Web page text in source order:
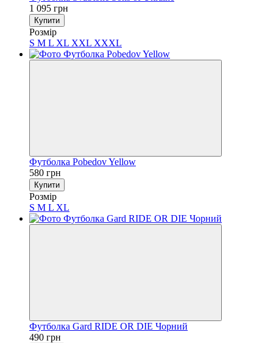
1 095 грн
Купити
Розмір
S M L XL XXL XXXL
Футболка Pobedov Yellow
580 грн
Купити
Розмір
S M L XL
Футболка Gard RIDE OR DIE Чорний
490 грн